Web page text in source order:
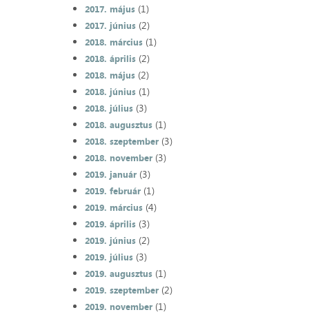
2017. május(1)
2017. június(2)
2018. március(1)
2018. április(2)
2018. május(2)
2018. június(1)
2018. július(3)
2018. augusztus(1)
2018. szeptember(3)
2018. november(3)
2019. január(3)
2019. február(1)
2019. március(4)
2019. április(3)
2019. június(2)
2019. július(3)
2019. augusztus(1)
2019. szeptember(2)
2019. november(1)